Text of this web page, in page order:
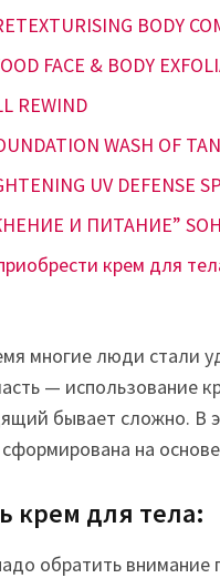
BODY
FACE & BODY
REWIND
WASH OF TAN
UV DEFENSE
И ПИТАНИЕ”
крем для
многие люди стали
— использование
бывает сложно. В
на
крем для тела:
обратить